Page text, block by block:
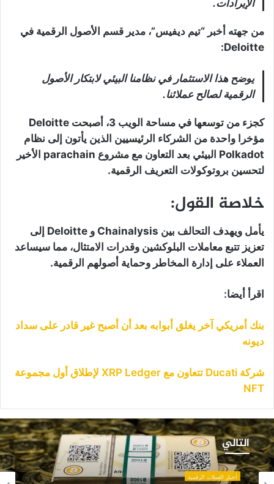
الإيرادات.
من جهته أخبر “تيم ديفيس”، مدير قسم الأصول الرقمية في
Deloitte:
يوضح هذا الاستثمار في نظامنا البيئي لابتكار الأصول
الرقمية لصالح عملائنا.
كجزء من توسعها في مساحة الويب 3، أصبحت Deloitte
مؤخرا واحدة من الشركاء الرئيسيين الذين يأتون إلى نظام
Polkadot البيئي بعد التعاون مع مشروع parachain الأخير
لتحسين بروتوكولات التعريف الرقمية.
خلاصة القول:
يأمل ويهدف التحالف بين Chainalysis و Deloitte إلى
تعزيز تتبع معاملات البلوكشين وقدرات الامتثال، مما سيساعد
العملاء على إدارة المخاطر وحماية أصولهم الرقمية.
اقرأ أيضا:
بنك أمريكي آخر يغلق أبوابه بعد أن أصبح غير قادر على سداد
ديونه
شركة Ducati تتعاون مع XRP Ledger لإطلاق أول مجموعة
NFT
التالي
عنوان
واحد
يسيطر
على
أخبار العملات الرقمية